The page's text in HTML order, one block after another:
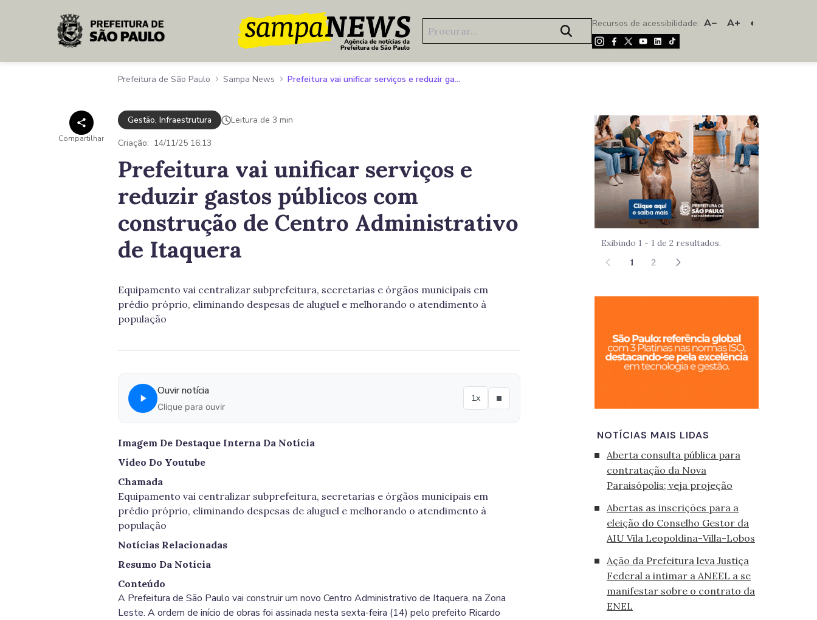
Pular para o Conteúdo principal
Recursos de acessibilidade: A− A+ ◐
Prefeitura de São Paulo Sampa News Prefeitura vai unificar serviços e reduzir gastos públicos com construção de Centro Administrativo de Itaquera
Compartilhar
Gestão, Infraestrutura
Leitura de 3 min
Criação: 14/11/25 16:13
Prefeitura vai unificar serviços e
reduzir gastos públicos com
construção de Centro Administrativo
de Itaquera
Equipamento vai centralizar subprefeitura, secretarias e órgãos municipais em
prédio próprio, eliminando despesas de aluguel e melhorando o atendimento à
população
Ouvir notícia
Clique para ouvir
1x
Imagem De Destaque Interna Da Notícia
Vídeo Do Youtube
Chamada
Equipamento vai centralizar subprefeitura, secretarias e órgãos municipais em
prédio próprio, eliminando despesas de aluguel e melhorando o atendimento à
população
Notícias Relacionadas
Resumo Da Notícia
Conteúdo
A Prefeitura de São Paulo vai construir um novo Centro Administrativo de Itaquera, na Zona
Leste. A ordem de início de obras foi assinada nesta sexta-feira (14) pelo prefeito Ricardo
Imagem de
Exibindo 1 - 1 de 2 resultados.
1
2
NOTÍCIAS MAIS LIDAS
Aberta consulta pública para
contratação da Nova
Paraisópolis; veja projeção
Abertas as inscrições para a
eleição do Conselho Gestor da
AIU Vila Leopoldina-Villa-Lobos
Ação da Prefeitura leva Justiça
Federal a intimar a ANEEL a se
manifestar sobre o contrato da
ENEL